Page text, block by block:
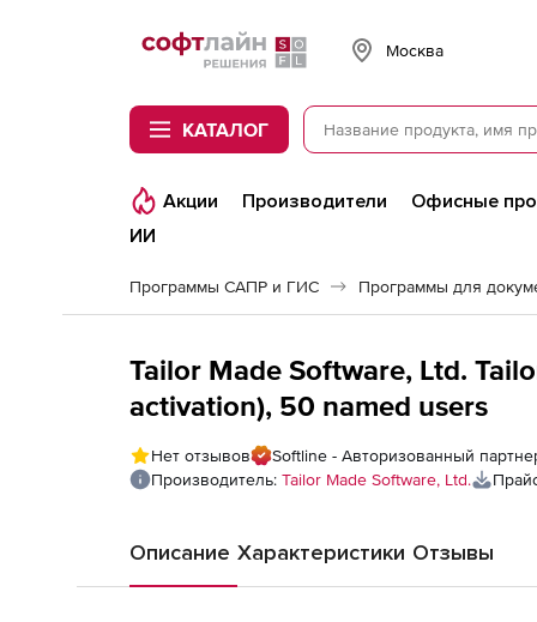
Softline
Москва
КАТАЛОГ
Акции Производители Офисные
ИИ
Программы САПР и ГИС Программы для
Tailor Made Software, Ltd.
activation), 50 named users
Нет отзывов
Softline - Авторизованный
Производитель: Tailor Made Software, Ltd.
Описание Характеристики Отзывы